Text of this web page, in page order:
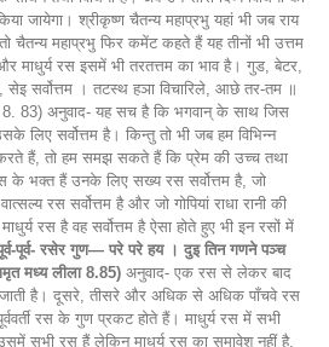
जायेगा। श्रीकृष्ण चैतन्य महाप्रभु यहां भी जब राय
चैतन्य महाप्रभु फिर कमेंट कहते हैं यह तीनों भी उत्तम
माधुर्य रस इसमें भी तरतत्तम का भाव है। गुड, बेटर,
सर्वोत्तम । तटस्थ हञा विचारिले, आछे तर-तम ॥
8. 83) अनुवाद- यह सच है कि भगवान् के साथ जिस
लिए सर्वोत्तम है। किन्तु तो भी जब हम विभिन्न
हैं, तो हम समझ सकते हैं कि प्रेम की उच्च तथा
के भक्त हैं उनके लिए सख्य रस सर्वोत्तम है, जो
रस सर्वोत्तम है और जो गोपियां राधा रानी की
रस है वह सर्वोत्तम है ऐसा होते हुए भी इन रसों में
पूर्व- रसेर गुण— परे परे हय । दुइ तिन गणने पञ्च
मध्य लीला 8.85) अनुवाद- एक रस से लेकर बाद
जाती है। दूसरे, तीसरे और अधिक से अधिक पाँचवे रस
रस के गुण प्रकट होते हैं। माधुर्य रस में सभी
सभी रस हैं लेकिन माधुर्य रस का समावेश नहीं है,